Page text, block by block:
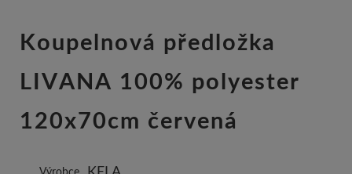
Koupelnová předložka
LIVANA 100% polyester
120x70cm červená
Výrobce